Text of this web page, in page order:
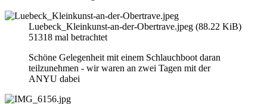
Luebeck_Kleinkunst-an-der-Obertrave.jpeg (88.22 KiB)
51318 mal betrachtet
Schöne Gelegenheit mit einem Schlauchboot daran
teilzunehmen - wir waren an zwei Tagen mit der
ANYU dabei